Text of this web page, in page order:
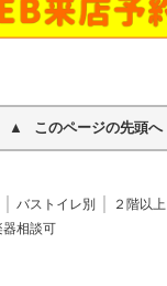
このページの先頭へ
バストイレ別 ２階以上
器相談可